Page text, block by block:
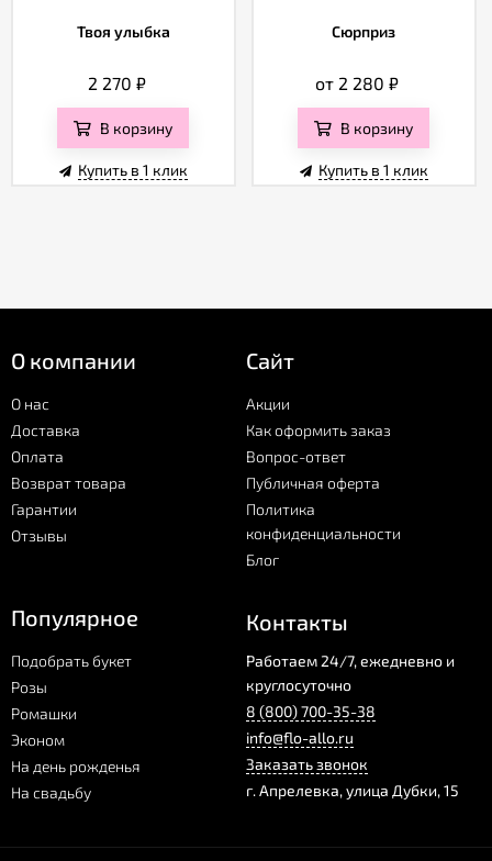
Твоя улыбка
2 270 ₽
В корзину
Купить в 1 клик
Сюрприз
от 2 280₽
В корзину
Купить в 1 клик
О компании
О нас
Доставка
Оплата
Возврат товара
Гарантии
Отзывы
Сайт
Акции
Как оформить заказ
Вопрос-ответ
Публичная оферта
Политика
конфиденциальности
Блог
Популярное
Подобрать букет
Розы
Ромашки
Эконом
На день рожденья
На свадьбу
Контакты
Работаем 24/7, ежедневно и
круглосуточно
8 (800) 700-35-38
info@flo-allo.ru
Заказать звонок
г.Апрелевка,улица Дубки, 15